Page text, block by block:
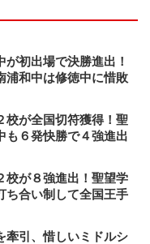
が初出場で決勝進出！
浦和中は修徳中に惜敗
校が全国切符獲得！聖
も６発快勝で４強進出
校が８強進出！聖望学
ち合い制して全国王手
牽引、惜しいミドルシ